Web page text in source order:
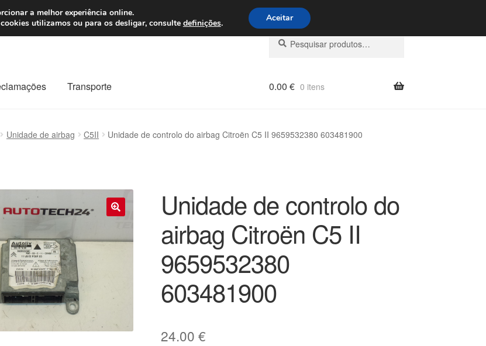
Seg-Sex, das 9h às 16h800 500 967
Pesquisar
por:
Pesquisa
Transporte 0.00 € 0 itens
Unidade de airbag C5II Unidade de controlo do airbag Citroën C5 II 9659532380 603481900
Unidade de controlo do
airbag Citroën C5 II
9659532380
603481900
24.00 €
a melhor experiência online.
utilizamos ou para os desligar, consulte definições. Aceitar